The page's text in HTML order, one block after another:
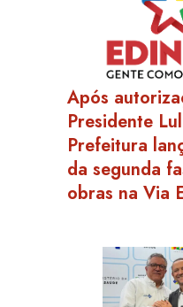
Após
Presidente
Prefeitura
da segunda
obras na Via